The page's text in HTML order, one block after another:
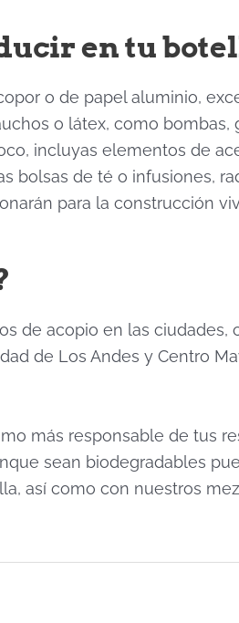
en tu
o de papel aluminio,
o látex, como
incluyas elementos de
bolsas de té o infusiones,
para la construcción
de acopio en las
de Los Andes y Centro
más responsable de tus
sean biodegradables
así como con nuestros